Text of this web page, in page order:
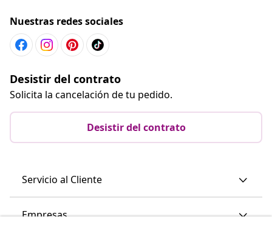
Nuestras redes sociales
Desistir del contrato
Solicita la cancelación de tu pedido.
Desistir del contrato
Servicio al Cliente
Empresas